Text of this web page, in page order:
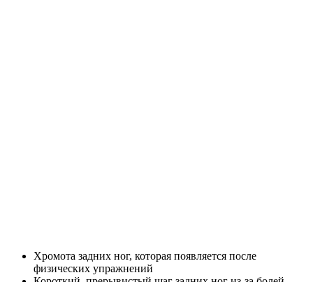
Хромота задних ног, которая появляется после
физических упражнений